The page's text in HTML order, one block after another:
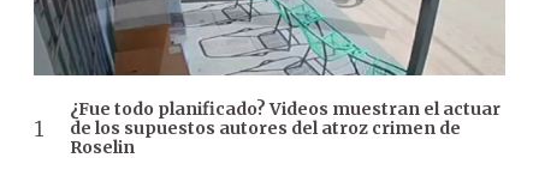
¿Fue todo planificado? Videos muestran el actuar
de los supuestos autores del atroz crimen de
Roselin